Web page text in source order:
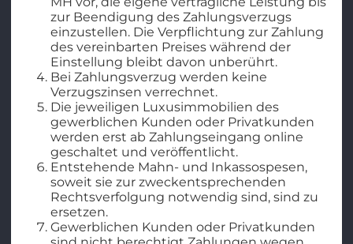
zur Beendigung des Zahlungsverzugs
einzustellen. Die Verpflichtung zur Zahlung
des vereinbarten Preises während der
Einstellung bleibt davon unberührt.
Bei Zahlungsverzug werden keine
Verzugszinsen verrechnet.
Die jeweiligen Luxusimmobilien des
gewerblichen Kunden oder Privatkunden
werden erst ab Zahlungseingang online
geschaltet und veröffentlicht.
Entstehende Mahn- und Inkassospesen,
soweit sie zur zweckentsprechenden
Rechtsverfolgung notwendig sind, sind zu
ersetzen.
Gewerblichen Kunden oder Privatkunden